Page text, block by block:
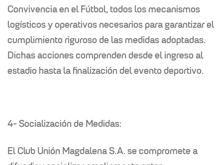
Convivencia en el Fútbol, todos los mecanismos
logísticos y operativos necesarios para garantizar el
cumplimiento riguroso de las medidas adoptadas.
Dichas acciones comprenden desde el ingreso al
estadio hasta la finalización del evento deportivo.
4- Socialización de Medidas:
El Club Unión Magdalena S.A. se compromete a